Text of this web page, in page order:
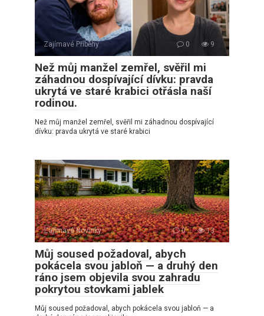
Zajímavé Příběhy 0 9
Než můj manžel zemřel, svěřil mi
záhadnou dospívající dívku: pravda
ukrytá ve staré krabici otřásla naší
rodinou.
Než můj manžel zemřel, svěřil mi záhadnou dospívající
dívku: pravda ukrytá ve staré krabici
Zajímavé Novinky 0 13
Můj soused požadoval, abych
pokácela svou jabloň — a druhý den
ráno jsem objevila svou zahradu
pokrytou stovkami jablek
Můj soused požadoval, abych pokácela svou jabloň — a